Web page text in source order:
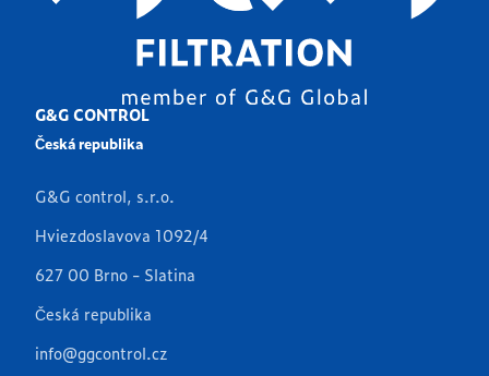
G&G CONTROL
Česká republika
G&G control, s.r.o.
Hviezdoslavova 1092/4
627 00 Brno - Slatina
Česká republika
info@ggcontrol.cz